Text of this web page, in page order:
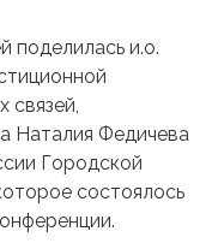
поделилась и.о.
связей,
Наталия Федичева
Городской
состоялось